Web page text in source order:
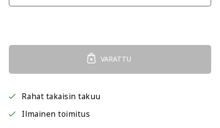
VARATTU
Rahat takaisin takuu
Ilmainen toimitus